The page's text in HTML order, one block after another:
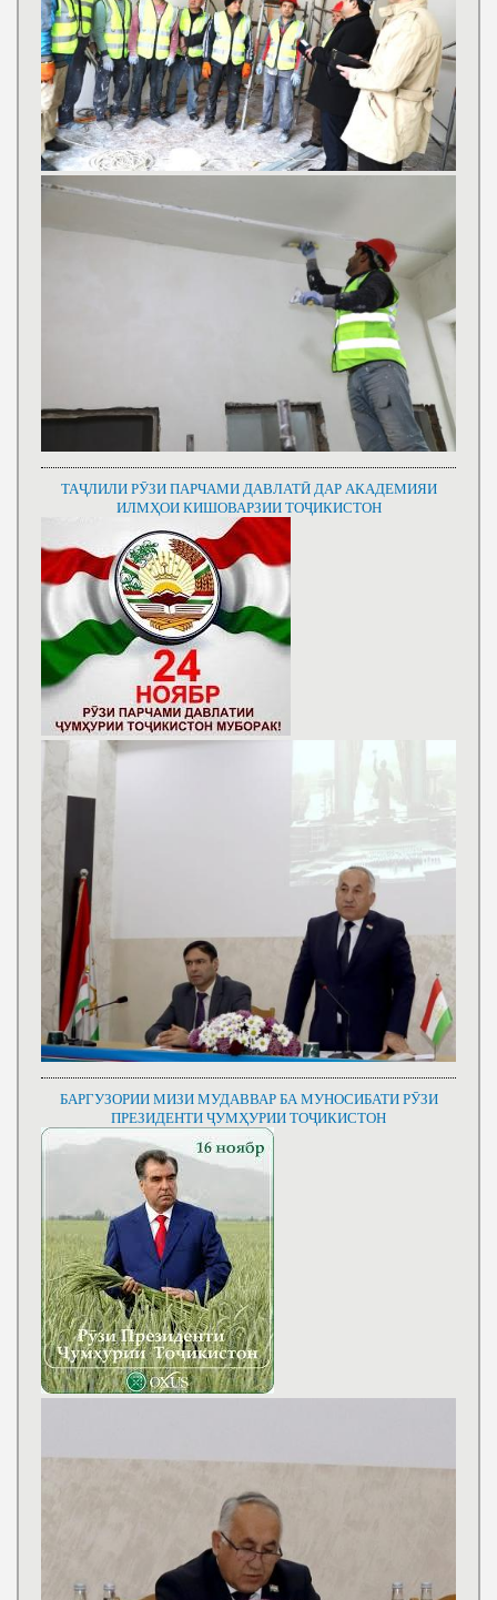
ТАҶЛИЛИ РӮЗИ ПАРЧАМИ ДАВЛАТӢ ДАР АКАДЕМИЯИ
ИЛМҲОИ КИШОВАРЗИИ ТОҶИКИСТОН
БАРГУЗОРИИ МИЗИ МУДАВВАР БА МУНОСИБАТИ РӮЗИ
ПРЕЗИДЕНТИ ҶУМҲУРИИ ТОҶИКИСТОН